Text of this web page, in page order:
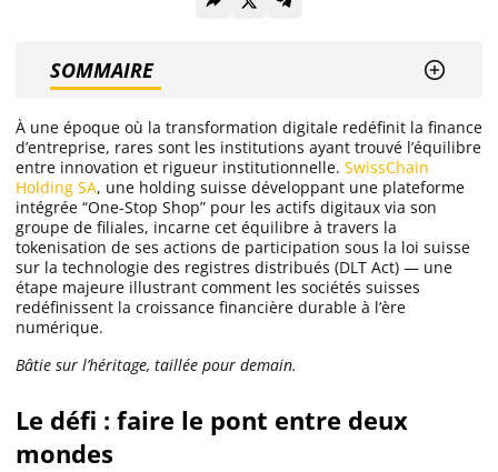
Ripple (XRP)
Dogecoin (DOGE)
Binance Coin (BNB)
Trading
Meilleur Broker
SOMMAIRE
À une époque où la transformation digitale redéfinit la finance
d’entreprise, rares sont les institutions ayant trouvé l’équilibre
entre innovation et rigueur institutionnelle. SwissChain
Holding SA, une holding suisse développant une plateforme
intégrée “One-Stop Shop” pour les actifs digitaux via son
groupe de filiales, incarne cet équilibre à travers la
tokenisation de ses actions de participation sous la loi suisse
sur la technologie des registres distribués (DLT Act) — une
étape majeure illustrant comment les sociétés suisses
redéfinissent la croissance financière durable à l’ère
numérique.
Bâtie sur l’héritage, taillée pour demain.
Le défi : faire le pont entre deux
mondes